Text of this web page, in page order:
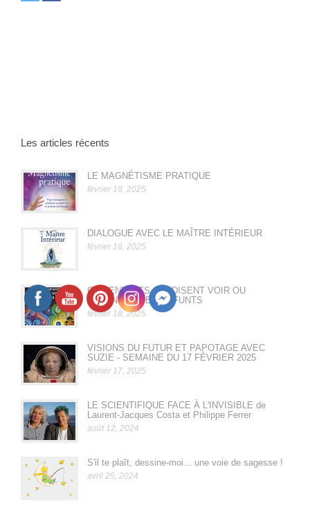
Les articles récents
LE MAGNÉTISME PRATIQUE
février 18, 2025
DIALOGUE AVEC LE MAÎTRE INTÉRIEUR
février 18, 2025
CES ENFANTS QUI DISENT VOIR OU
ENTENDRE DES DÉFUNTS
février 18, 2025
VISIONS DU FUTUR ET PAPOTAGE AVEC
SUZIE - SEMAINE DU 17 FÉVRIER 2025
février 17, 2025
LE SCIENTIFIQUE FACE À L'INVISIBLE de
Laurent-Jacques Costa et Philippe Ferrer
août 12, 2024
S'il te plaît, dessine-moi... une voie de sagesse !
avril 25, 2024